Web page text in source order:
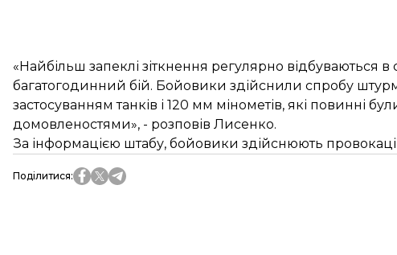
«Найбільш запеклі зіткнення регулярно відбуваються
багатогодинний бій. Бойовики здійснили спробу
застосуванням танків і 120 мм мінометів, які повинні
домовленостями», - розповів Лисенко.
За інформацією штабу, бойовики здійснюють
Поділитися: